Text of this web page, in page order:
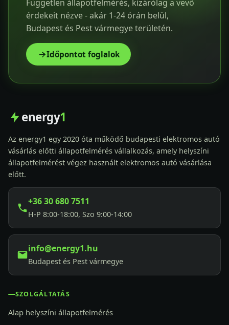
Független állapotfelmérés, kizárólag a vevő
érdekeit nézve - akár 1-24 órán belül,
Budapest és Pest vármegye területén.
Időpontot foglalok
energy1
Az energy1 egy 2020 óta működő budapesti elektromos autó
vásárlás előtti állapotfelmérés vállalkozás, amely helyszíni
állapotfelmérést végez használt elektromos autó vásárlása
előtt.
+36 30 680 7511
H-P 8:00-18:00, Szo 9:00-14:00
info@energy1.hu
Budapest és Pest vármegye
SZOLGÁLTATÁS
Alap helyszíni állapotfelmérés